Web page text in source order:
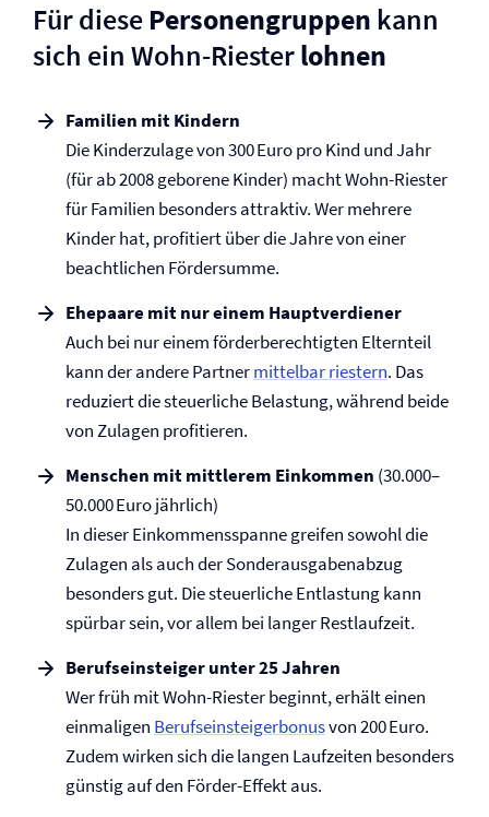
Für diese Personengruppen kann
sich ein Wohn-Riesterlohnen
Familien mit Kindern
Die Kinderzulage von 300 Euro pro Kind und Jahr
(für ab 2008 geborene Kinder) macht Wohn-Riester
für Familien besonders attraktiv. Wer mehrere
Kinder hat, profitiert über die Jahre von einer
beachtlichen Fördersumme.
Ehepaare mit nur einem Hauptverdiener
Auch bei nur einem förderberechtigten Elternteil
kann der andere Partnermittelbar riestern. Das
reduziert die steuerliche Belastung, während beide
von Zulagen profitieren.
Menschen mit mittlerem Einkommen (30.000–
50.000 Euro jährlich)
In dieser Einkommensspanne greifen sowohl die
Zulagen als auch der Sonderausgabenabzug
besonders gut. Die steuerliche Entlastung kann
spürbar sein, vor allem bei langer Restlaufzeit.
Berufseinsteiger unter 25 Jahren
Wer früh mit Wohn-Riester beginnt, erhält einen
einmaligen Berufseinsteigerbonusvon 200 Euro.
Zudem wirken sich die langen Laufzeiten besonders
günstig auf den Förder-Effekt aus.